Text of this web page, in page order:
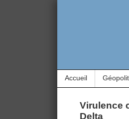
Accueil
Virulence
Delta